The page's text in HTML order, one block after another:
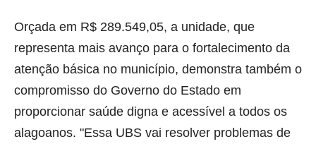
Orçada em R$ 289.549,05, a unidade, que
representa mais avanço para o fortalecimento da
atenção básica no município, demonstra também o
compromisso do Governo do Estado em
proporcionar saúde digna e acessível a todos os
alagoanos. "Essa UBS vai resolver problemas de